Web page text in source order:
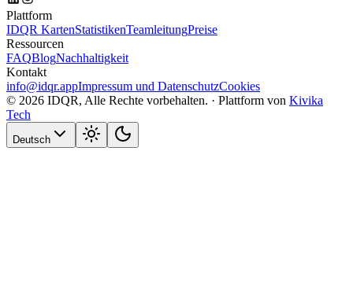
Plattform
IDQR KartenStatistikenTeamleitungPreise
Ressourcen
FAQBlogNachhaltigkeit
Kontakt
info@idqr.appImpressum und DatenschutzCookies
© 2026 IDQR, Alle Rechte vorbehalten. · Plattform von Kivika
Tech
Deutsch